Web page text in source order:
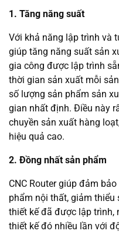
1. Tăng năng suất
Với khả năng lập trình và
giúp tăng năng suất sản
gia công được lập trình
thời gian sản xuất mỗi
số lượng sản phẩm sản
gian nhất định. Điều này
chuyền sản xuất hàng
hiệu quả cao.
2. Đồng nhất sản phẩm
CNC Router giúp đảm
phẩm nội thất, giảm
thiết kế đã được lập trình,
thiết kế đó nhiều lần với